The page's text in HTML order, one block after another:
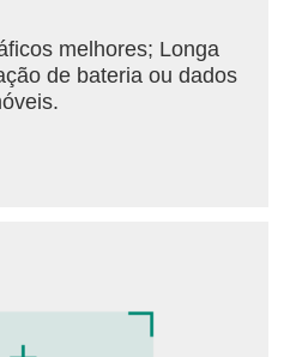
melhores; Longa
de bateria ou dados